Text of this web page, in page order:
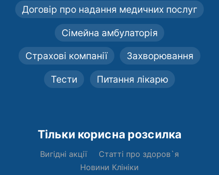
Договір про надання медичних послуг
Сімейна амбулаторія
Страхові компанії Захворювання
Тести Питання лікарю
Тільки корисна розсилка
Вигідні акції
Статті про здоров`я
Новини Клініки